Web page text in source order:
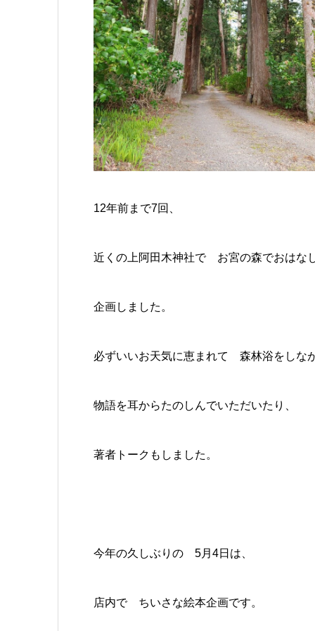
12年前まで7回、
近くの上阿田木神社で お宮の森でおはな
企画しました。
必ずいいお天気に恵まれて 森林浴をしな
物語を耳からたのしんでいただいたり、
著者トークもしました。
今年の久しぶりの 5月4日は、
店内で ちいさな絵本企画です。